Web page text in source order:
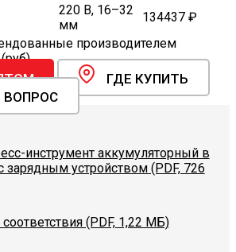
220 В, 16–32
мм
134437 ₽
производителем
ГДЕ КУПИТЬ
ВОПРОС
инструмент аккумуляторный в
зарядным устройством (PDF, 726
(PDF, 1,22 МБ)